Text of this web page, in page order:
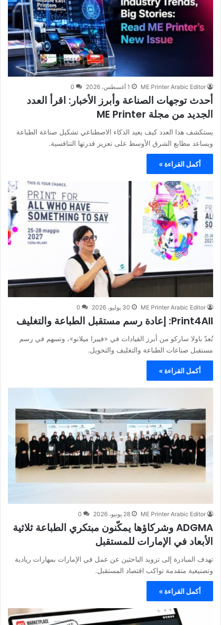
ME Printer Arabic Editor 1 أغسطس، 2026 0
أحدث توجهات الصناعة وأبرز الأخبار: اقرأ العدد
الجديد من مجلة ME Printer
يستكشف هذا العدد كيف يعيد الذكاء الاصطناعي تشكيل صناعة الطباعة
ويساعد مطابع الشرق الأوسط على تعزيز قدرتها التنافسية.
أكمل القراءة »
ME Printer Arabic Editor 30 يوليو، 2026 0
Print4All: إعادة رسم مستقبل الطباعة والتغليف
تُعدّ باولا ساركو من أبرز القيادات في «فييرا ميلانو»، وتسهم في رسم
مستقبل صناعات الطباعة والتغليف والتحويل.
أكمل القراءة »
ME Printer Arabic Editor 28 يونيو، 2026 0
ADGMA وشركاؤها يمكّنون مبتكري الطباعة ثلاثية
الأبعاد في الإمارات للمستقبل
تهدف المبادرة إلى تزويد الباحثين عن عمل في الإمارات بمهارات ريادية
وتصنيعية متقدمة تواكب اقتصاد المستقبل.
أكمل القراءة »